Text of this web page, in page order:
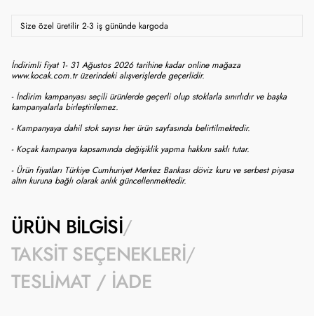
Size özel üretilir 2-3 iş gününde kargoda
İndirimli fiyat 1- 31 Ağustos 2026 tarihine kadar online mağaza
www.kocak.com.tr üzerindeki alışverişlerde geçerlidir.
- İndirim kampanyası seçili ürünlerde geçerli olup stoklarla sınırlıdır ve başka
kampanyalarla birleştirilemez.
- Kampanyaya dahil stok sayısı her ürün sayfasında belirtilmektedir.
- Koçak kampanya kapsamında değişiklik yapma hakkını saklı tutar.
- Ürün fiyatları Türkiye Cumhuriyet Merkez Bankası döviz kuru ve serbest piyasa
altın kuruna bağlı olarak anlık güncellenmektedir.
ÜRÜN BILGISI
TAKSIT SEÇENEKLERI
TESLIMAT / İADE